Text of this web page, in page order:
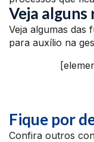
Veja alguns
Veja algumas das
para auxílio na
Fique por
Confira outros